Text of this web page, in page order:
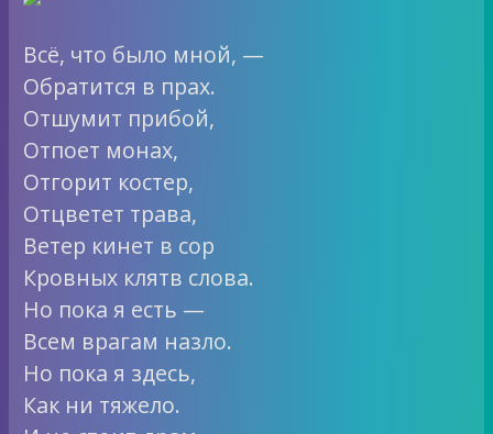
Всё, что было мной, —
Обратится в прах.
Отшумит прибой,
Отпоет монах,
Отгорит костер,
Отцветет трава,
Ветер кинет в сор
Кровных клятв слова.
Но пока я есть —
Всем врагам назло.
Но пока я здесь,
Как ни тяжело.